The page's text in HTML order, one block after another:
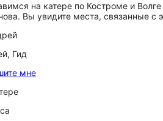
на катере по Костроме и
Вы увидите места, связанные с
Гид
мне